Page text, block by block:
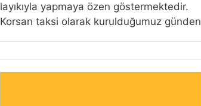
layıkıyla yapmaya özen göstermektedir.
Korsan taksi olarak kurulduğumuz günden